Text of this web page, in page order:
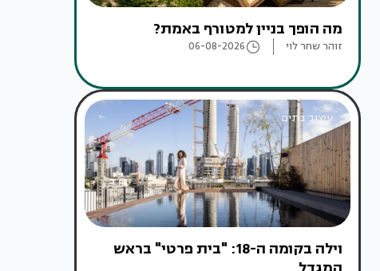
מה הופך בניין למטורף באמת?
זוהר שחר לוי 06-08-2026
עיצוב בתים
וילה בקומה ה-18: "בית פרטי" בראש